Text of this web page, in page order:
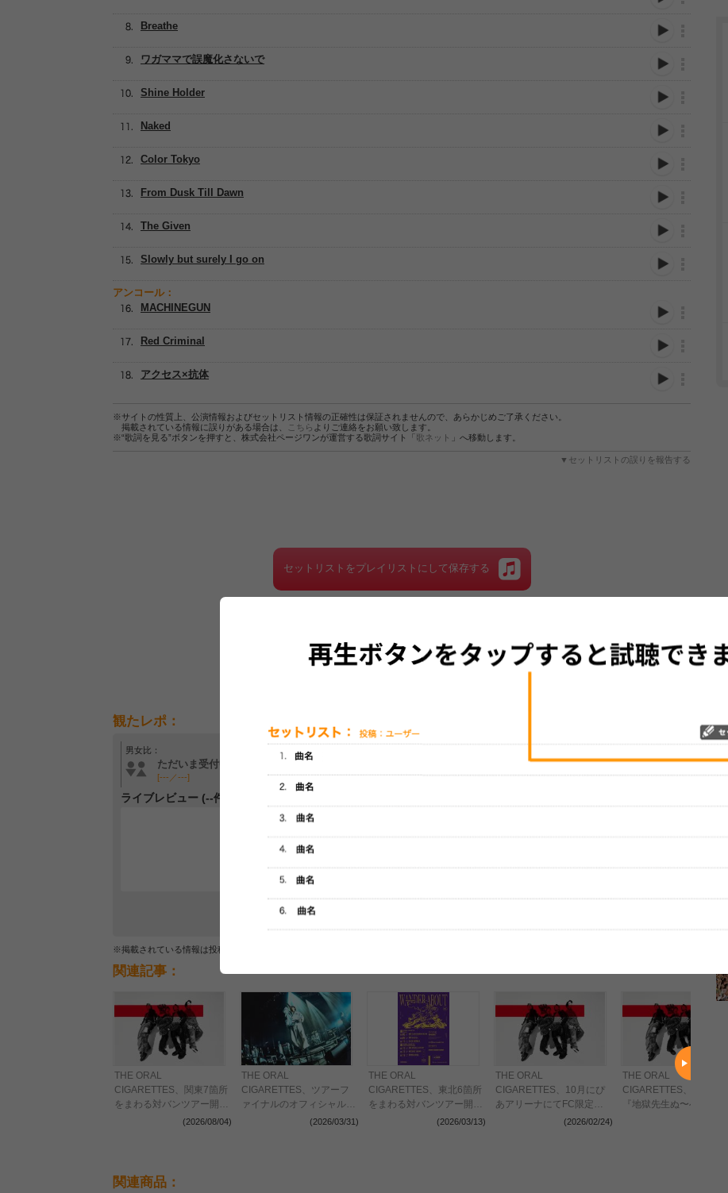
ワガママで誤魔化さないで
Breathe
Shine Holder
Naked
Color Tokyo
From Dusk Till Dawn
The Given
Slowly but surely I go on
アンコール：
MACHINEGUN
Red Criminal
アクセス×抗体
※サイトの性質上、公演情報およびセットリスト情報の正確性は保証されませんので、あらかじめご了承ください。
掲載されている情報に誤りがある場合は、
こちら よりご連絡をお願い致します。
※“歌詞を見る”ボタンを押すと、株式会社ページワンが運営する歌詞サイト「歌ネット 」へ移動します。
▼セットリストの誤りを報告する
セットリストをプレイリストにして保存する
観たレポ：
男女比：
ただいま受付中です
[---／---]
年齢層：
ただいま受付中です
[---／---] [---／---]
ライブレビュー (--件)
最初のレビューを投稿してみませんか？
※掲載されている情報は投稿されたデータを集計したもので、実際のライブとは異なる場合があります。
関連記事：
THE ORAL
CIGARETTES、関東7箇所
をまわる対バンツアー開催
(2026/08/04)
THE ORAL
CIGARETTES、ツアーフ
ァイナルのオフィシャルレ
ポートが到着 成熟の向こ
(2026/03/31)
THE ORAL
CIGARETTES、東北6箇所
をまわる対バンツアー開催
決定 Enfants、(2026/03/13)
THE ORAL
CIGARETTES、10月にぴ
あアリーナにてFC限定ラ
(2026/02/24)
THE ORAL
CIGARETTES、TVアニメ
『地獄先生ぬ〜べ〜』OP
関連商品：